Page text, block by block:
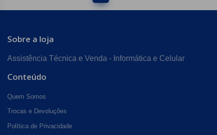
Sobre a loja
Assistência Técnica e Venda - Informática e Celular
Conteúdo
Quem Somos
Trocas e Devoluções
Política de Privacidade